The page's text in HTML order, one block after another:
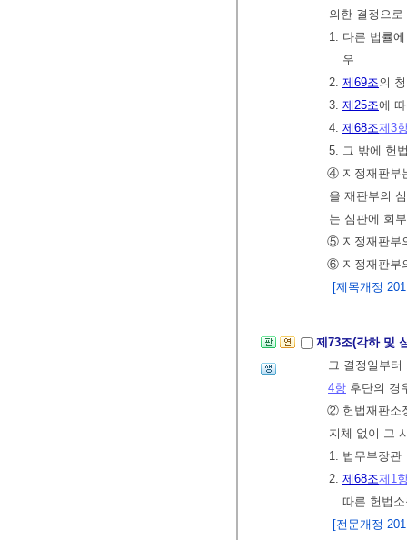
의한 결정으
1. 다른 법률
우
2. 제69조의
3. 제25조에
4. 제68조제3
5. 그 밖에 헌
④ 지정재판부
을 재판부의
는 심판에 회
⑤ 지정재판부
⑥ 지정재판부
[제목개정
제73조(각하 및
그 결정일부
4항 후단의 경
② 헌법재판소
지체 없이 그
1. 법무부장관
2. 제68조제1
따른 헌법
[전문개정